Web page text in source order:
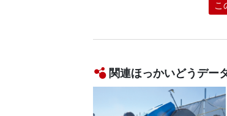
こ
関連ほっかいどうデー